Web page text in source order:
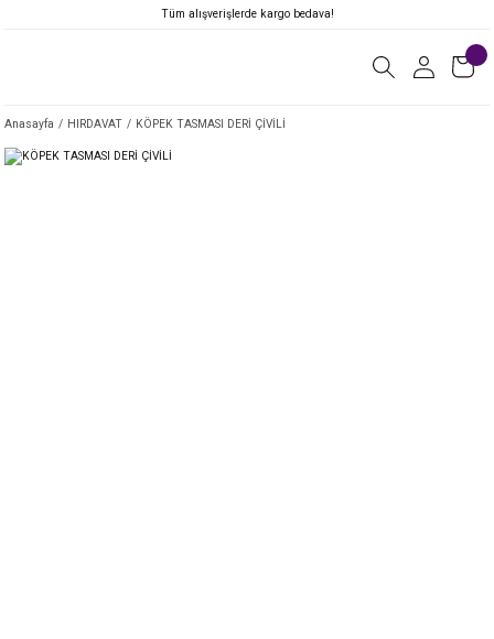
Tüm alışverişlerde kargo bedava!
Anasayfa HIRDAVAT KÖPEK TASMASI DERİ ÇİVİLİ